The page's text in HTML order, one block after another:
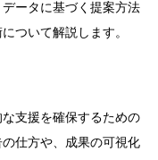
ータに基づく提案方法
ついて解説します。
支援を確保するための
仕方や、成果の可視化